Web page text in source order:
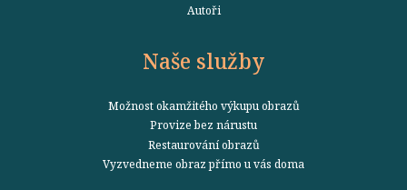
Autoři
Naše služby
Možnost okamžitého výkupu obrazů
Provize bez nárustu
Restaurování obrazů
Vyzvedneme obraz přímo u vás doma